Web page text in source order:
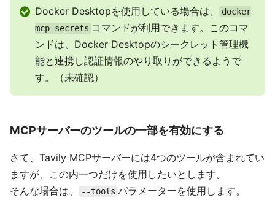
Docker Desktopを使用している場合は、
docker
mcp secrets コマンドが利用できます。このコマ
ンドは、Docker Desktopのシークレット管理機
能と連携し認証情報のやり取りができるようで
す。（未確認）
MCPサーバーのツールの一部を有効にする
さて、Tavily MCPサーバーには4つのツールが含まれてい
ますが、この内一つだけを使用したいとします。
そんな場合は、
--tools パラメーターを使用します。